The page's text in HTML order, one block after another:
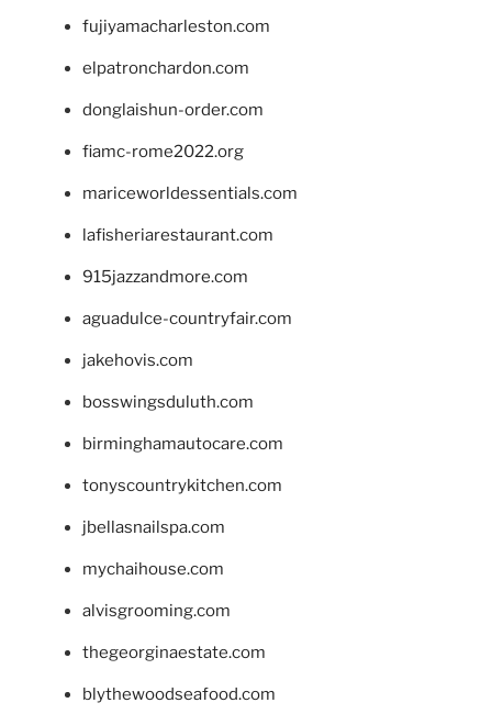
fujiyamacharleston.com
elpatronchardon.com
donglaishun-order.com
fiamc-rome2022.org
mariceworldessentials.com
lafisheriarestaurant.com
915jazzandmore.com
aguadulce-countryfair.com
jakehovis.com
bosswingsduluth.com
birminghamautocare.com
tonyscountrykitchen.com
jbellasnailspa.com
mychaihouse.com
alvisgrooming.com
thegeorginaestate.com
blythewoodseafood.com